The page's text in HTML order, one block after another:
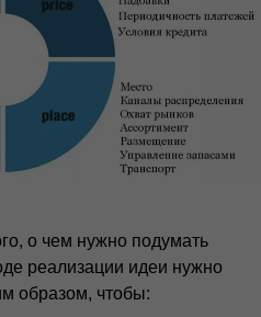
о чем нужно подумать
реализации идеи нужно
образом, чтобы: